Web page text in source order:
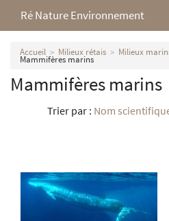
Ré Nature Environnement
L’association
Milieux rétais
Nos parutions
Accueil Milieux rétais Milieux
Mammifères marins
Mammifères marins
Trier par : Nom